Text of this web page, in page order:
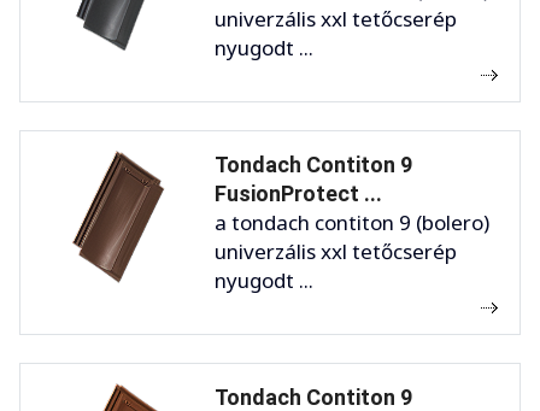
univerzális xxl tetőcserép
nyugodt ...
Tondach Contiton 9
FusionProtect ...
a tondach contiton 9 (bolero)
univerzális xxl tetőcserép
nyugodt ...
Tondach Contiton 9